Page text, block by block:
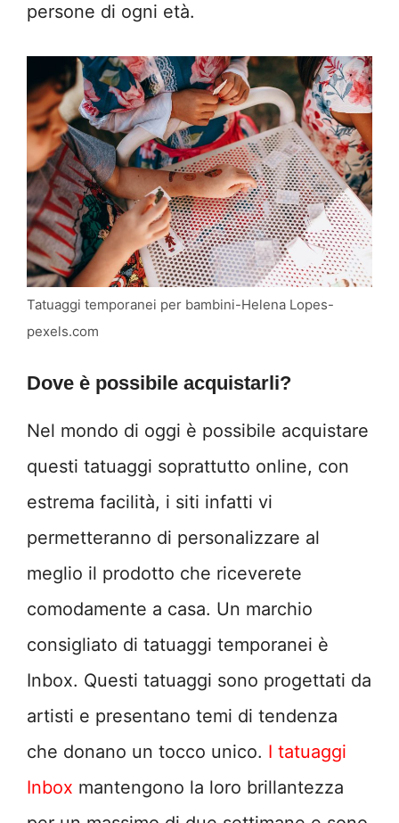
persone di ogni età.
Tatuaggi temporanei per bambini-Helena Lopes-
pexels.com
Dove è possibile acquistarli?
Nel mondo di oggi è possibile acquistare
questi tatuaggi soprattutto online, con
estrema facilità, i siti infatti vi
permetteranno di personalizzare al
meglio il prodotto che riceverete
comodamente a casa. Un marchio
consigliato di tatuaggi temporanei è
Inbox. Questi tatuaggi sono progettati da
artisti e presentano temi di tendenza
che donano un tocco unico. I tatuaggi
Inbox mantengono la loro brillantezza